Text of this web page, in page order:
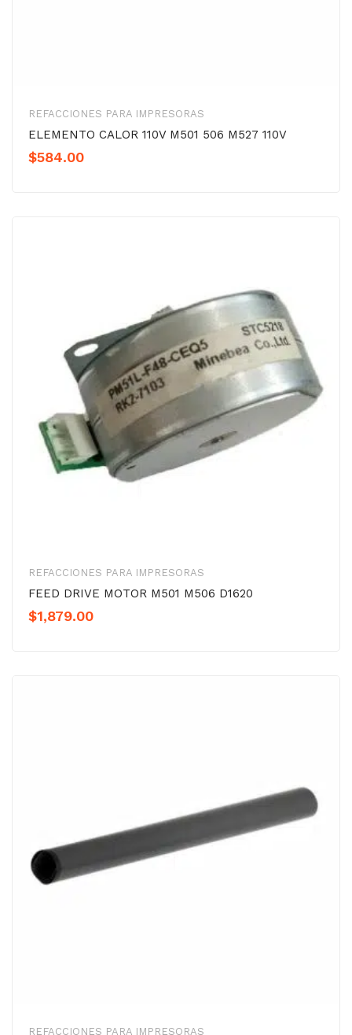
REFACCIONES PARA IMPRESORAS
ELEMENTO CALOR 110V M501 506 M527 110V
$584.00
REFACCIONES PARA IMPRESORAS
FEED DRIVE MOTOR M501 M506 D1620
$1,879.00
REFACCIONES PARA IMPRESORAS